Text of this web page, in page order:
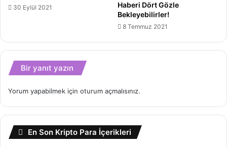
30 Eylül 2021
Haberi Dört Gözle
Bekleyebilirler!
8 Temmuz 2021
Bir yanıt yazın
Yorum yapabilmek için oturum açmalısınız.
En Son Kripto Para İçerikleri